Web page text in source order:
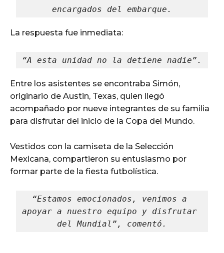
encargados del embarque.
La respuesta fue inmediata:
“A esta unidad no la detiene nadie”.
Entre los asistentes se encontraba Simón,
originario de Austin, Texas, quien llegó
acompañado por nueve integrantes de su familia
para disfrutar del inicio de la Copa del Mundo.
Vestidos con la camiseta de la Selección
Mexicana, compartieron su entusiasmo por
formar parte de la fiesta futbolística.
“Estamos emocionados, venimos a
apoyar a nuestro equipo y disfrutar
del Mundial”, comentó.